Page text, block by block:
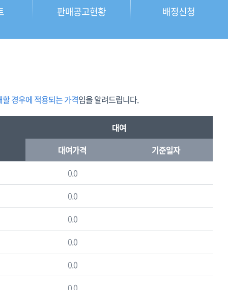
판매공고현황 배정신청
경우에 적용되는 가격임을 알려드립니다.
대여
대여가격
기준일자
0.0
0.0
0.0
0.0
0.0
0.0